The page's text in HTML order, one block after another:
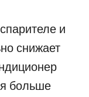
и
снижает
больше